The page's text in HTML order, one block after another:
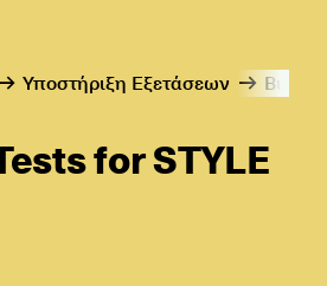
Υποστήριξη Εξετάσεων
for STYLE